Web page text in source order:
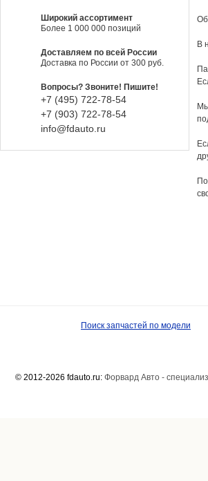
В
Широкий ассортимент
Более 1 000 000 позиций
Доставляем по всей России
Доставка по России от 300 руб.
Вопросы? Звоните! Пишите!
+7 (495) 722-78-54
+7 (903) 722-78-54
info@fdauto.ru
Поиск запчастей по модели
© 2012-2026 fdauto.ru: Форвард Авто -